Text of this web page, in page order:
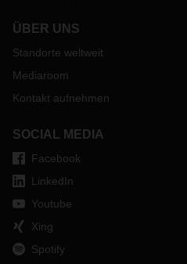
ÜBER UNS
Standorte weltweit
Mediaroom
Kontakt aufnehmen
SOCIAL MEDIA
Facebook
LinkedIn
Youtube
Xing
Spotify